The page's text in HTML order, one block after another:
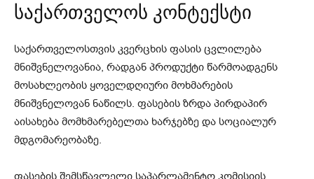
საქართველოს კონტექსტი
საქართველოსთვის კვერცხის ფასის ცვლილება
მნიშვნელოვანია, რადგან პროდუქტი წარმოადგენს
მოსახლეობის ყოველდღიური მოხმარების
მნიშვნელოვან ნაწილს. ფასების ზრდა პირდაპირ
აისახება მომხმარებელთა ხარჯებზე და სოციალურ
მდგომარეობაზე.
ფასების შემსწავლელი საპარლამენტო კომისიის